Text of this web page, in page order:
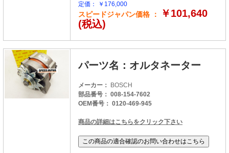
定価： ￥176,000
スピードジャパン価格 ：
￥101,640
(税込)
パーツ名：オルタネーター
メーカー：
BOSCH
部品番号： 008-154-7602
OEM番号： 0120-469-945
商品の詳細はこちらをクリック下さい